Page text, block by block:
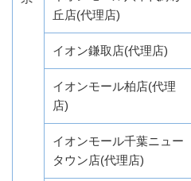
丘店(代理店)
イオン鎌取店(代理店)
イオンモール柏店(代理
店)
イオンモール千葉ニュー
タウン店(代理店)